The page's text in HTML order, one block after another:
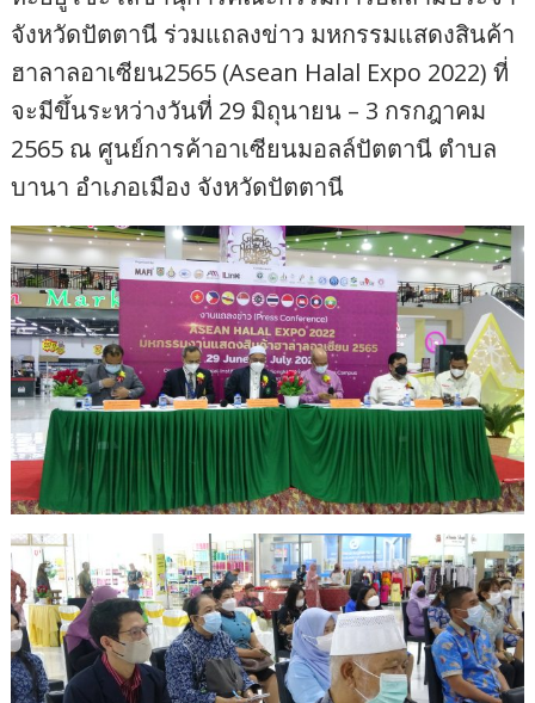
จังหวัดปัตตานี ร่วมแถลงข่าว มหกรรมแสดงสินค้า
ฮาลาลอาเซียน2565 (Asean Halal Expo 2022) ที่
จะมีขึ้นระหว่างวันที่ 29 มิถุนายน – 3 กรกฎาคม
2565 ณ ศูนย์การค้าอาเซียนมอลล์ปัตตานี ตำบล
บานา อำเภอเมือง จังหวัดปัตตานี